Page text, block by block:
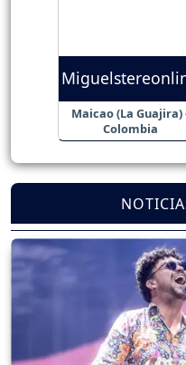
Maicao (La Guajira)
Colombia